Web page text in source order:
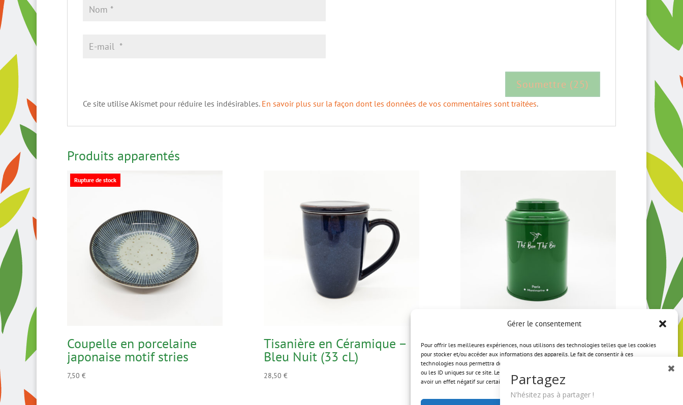
Gérer le consentement
Pour offrir les meilleures expériences, nous utilisons des technologies telles que les cookies
pour stocker et/ou accéder aux informations des appareils. Le fait de consentir à ces
technologies nous permettra de traiter des données telles que le comportement de navigation
ou les ID uniques sur ce site. Le fait de ne pas consentir ou de retirer son consentement peut
avoir un effet négatif sur certaines caractéristiques et fonctions.
Ce site utilise Akismet pour réduire les indésirables. En savoir plus sur la façon dont les données de vos commentaires sont traitées.
Produits apparentés
Rupture de stock
Coupelle en porcelaine
japonaise motif stries
7,50 €
Tisanière en Céramique –
Bleu Nuit (33 cL)
28,50 €
Boite à thé TBTB verte
7,50€
Partagez
N'hésitez pas à partager !